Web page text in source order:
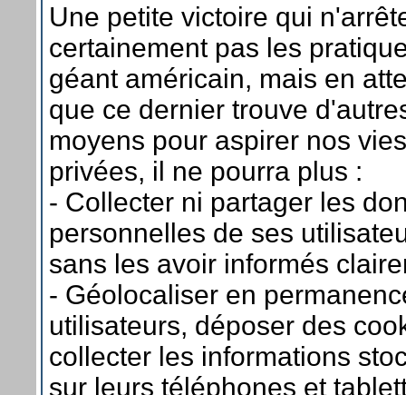
Une petite victoire qui
certainement pas les
géant américain, mais en
que ce dernier trouve
moyens pour aspirer nos vies
privées, il ne pourra plus :
- Collecter ni partager les
personnelles de ses
sans les avoir informés
- Géolocaliser en
utilisateurs, déposer des
collecter les informations
sur leurs téléphones et